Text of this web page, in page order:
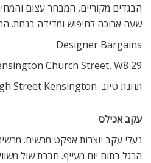
הבגדים מקוריים, המבחר עצום
שעה ארוכה לחיפוש ומדידה בנחת.
Designer Bargains
29 Kensington Church Street, W8
תחנת טיוב: High Street Kensington
עקב אכילס
נעלי עקב יוצרות אפקט מרשים.
הרגל בתום יום מעייף. חברת שול